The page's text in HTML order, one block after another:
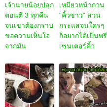
เจ้านายน้อยปลุก
ตอนตี 3 ทุกคืน
จนเขาต้องกราบ
ขอความเห็นใจ
จากมัน
เหมียวหน้ากวน
“คิ้วขาว” สวน
กระแสจนใครๆ
ก็อยากได้เป็นพรี
เซนเตอร์คิ้ว